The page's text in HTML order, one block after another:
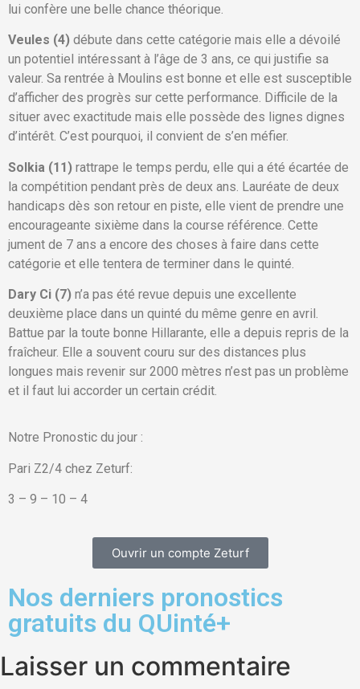
lui confère une belle chance théorique.
Veules (4) débute dans cette catégorie mais elle a dévoilé
un potentiel intéressant à l’âge de 3 ans, ce qui justifie sa
valeur. Sa rentrée à Moulins est bonne et elle est susceptible
d’afficher des progrès sur cette performance. Difficile de la
situer avec exactitude mais elle possède des lignes dignes
d’intérêt. C’est pourquoi, il convient de s’en méfier.
Solkia (11) rattrape le temps perdu, elle qui a été écartée de
la compétition pendant près de deux ans. Lauréate de deux
handicaps dès son retour en piste, elle vient de prendre une
encourageante sixième dans la course référence. Cette
jument de 7 ans a encore des choses à faire dans cette
catégorie et elle tentera de terminer dans le quinté.
Dary Ci (7) n’a pas été revue depuis une excellente
deuxième place dans un quinté du même genre en avril.
Battue par la toute bonne Hillarante, elle a depuis repris de la
fraîcheur. Elle a souvent couru sur des distances plus
longues mais revenir sur 2000 mètres n’est pas un problème
et il faut lui accorder un certain crédit.
Notre Pronostic du jour :
Pari Z2/4 chez Zeturf:
3 – 9 – 10 – 4
Ouvrir un compte Zeturf
Nos derniers pronostics
gratuits du QUinté+
Laisser un commentaire